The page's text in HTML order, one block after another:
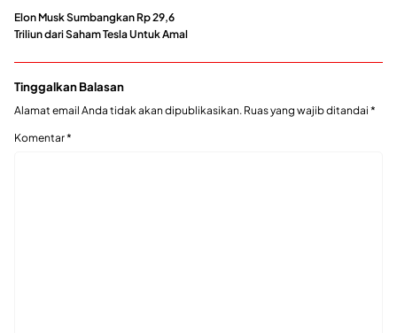
Elon Musk Sumbangkan Rp 29,6
Triliun dari Saham Tesla Untuk Amal
Tinggalkan Balasan
Alamat email Anda tidak akan dipublikasikan. Ruas yang wajib ditandai *
Komentar*